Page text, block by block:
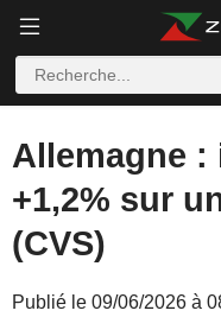
Allemagne
+1,2% sur
(CVS)
Publié le 09/06/2026 à